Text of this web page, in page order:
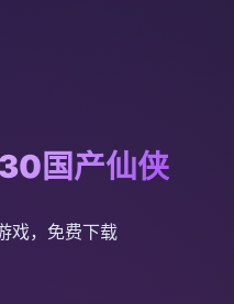
国产仙侠
戏，免费下载